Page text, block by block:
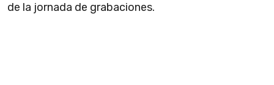
de la jornada de grabaciones.